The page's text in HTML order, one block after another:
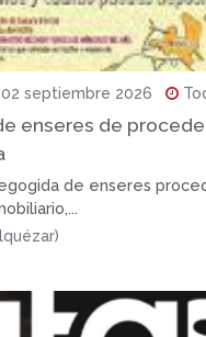
septiembre 2026
enseres de
de enseres